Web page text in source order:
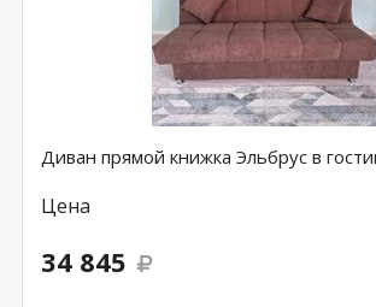
Диван прямой книжка Эльбрус в
Цена
34 845